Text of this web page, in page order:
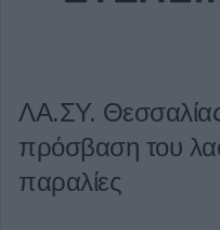
ΛΑ.ΣΥ.
πρόσβαση του
παραλίες